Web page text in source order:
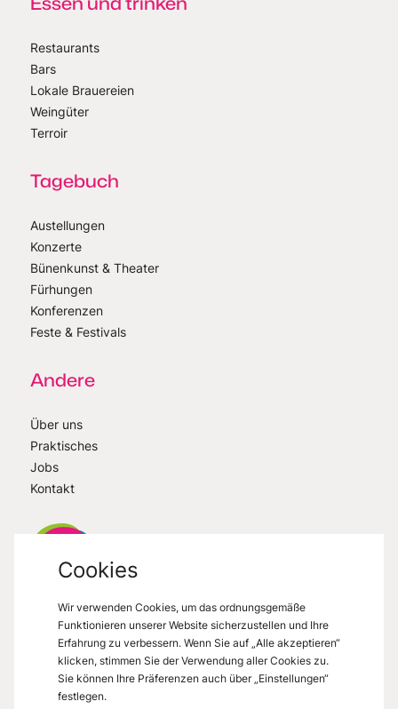
Restaurants
Bars
Lokale Brauereien
Weingüter
Terroir
Tagebuch
Austellungen
Konzerte
Bünenkunst & Theater
Fürhungen
Konferenzen
Feste & Festivals
Andere
Über uns
Praktisches
Jobs
Kontakt
VisitMons 2026- All right reserved
Grand Place 27, 7000 Mons
Cookies
Wir verwenden Cookies, um das ordnungsgemäße
Funktionieren unserer Website sicherzustellen und Ihre
Erfahrung zu verbessern. Wenn Sie auf „Alle akzeptieren“
klicken, stimmen Sie der Verwendung aller Cookies zu.
Sie können Ihre Präferenzen auch über „Einstellungen“
festlegen.